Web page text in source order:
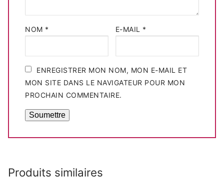
NOM * E-MAIL *
ENREGISTRER MON NOM, MON E-MAIL ET
MON SITE DANS LE NAVIGATEUR POUR MON
PROCHAIN COMMENTAIRE.
Produits similaires